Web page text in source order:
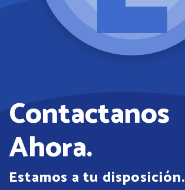
Contactanos
Ahora.
Estamos a tu disposición.